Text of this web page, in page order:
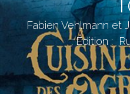
Fabien Vehlmann et
. Édition :